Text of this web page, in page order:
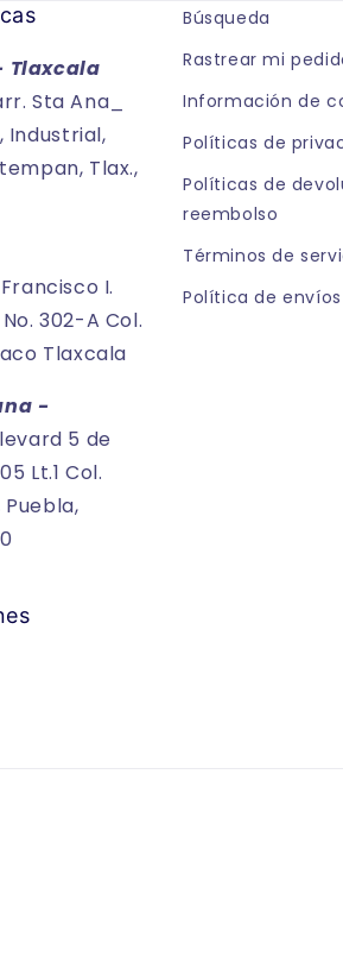
Tlaxcala
Sta Ana_
Industrial,
Tlax.,
Francisco I.
302-A Col.
Tlaxcala
-
5 de
Lt.1 Col.
Búsqueda
Rastrear mi
Información de
Políticas de
Políticas de
reembolso
Términos de
Política de envíos